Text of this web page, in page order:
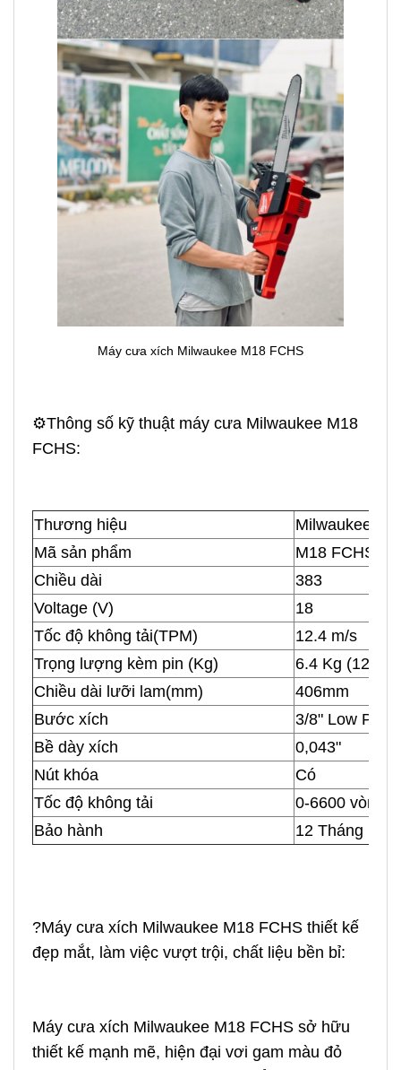
Máy cưa xích Milwaukee M18 FCHS
⚙️Thông số kỹ thuật máy cưa Milwaukee M18
FCHS:
Thương hiệu
Milwaukee
Mã sản phẩm
M18 FCHS
Chiều dài
383
Voltage (V)
18
Tốc độ không tải(TPM)
12.4 m/s
Trọng lượng kèm pin (Kg)
6.4 Kg
Chiều dài lưỡi lam(mm)
406mm
Bước xích
3/8" Low
Bề dày xích
0,043"
Nút khóa
Có
Tốc độ không tải
0-6600 vòng/
Bảo hành
12 Tháng
?Máy cưa xích Milwaukee M18 FCHS thiết kế
đẹp mắt, làm việc vượt trội, chất liệu bền bỉ:
Máy cưa xích Milwaukee M18 FCHS sở hữu
thiết kế mạnh mẽ, hiện đại vơi gam màu đỏ